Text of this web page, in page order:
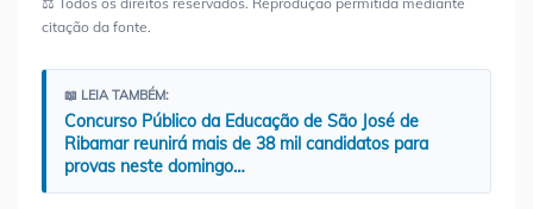
citação da fonte.
📖 LEIA TAMBÉM:
Concurso Público da Educação de São José de
Ribamar reunirá mais de 38 mil candidatos para
provas neste domingo…